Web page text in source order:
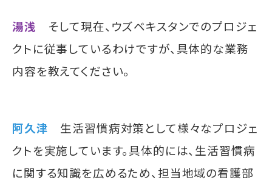
湯浅 そして現在、ウズベキスタンでのプロジェ
クトに従事しているわけですが、具体的な業務
内容を教えてください。
阿久津 生活習慣病対策として様々なプロジェ
クトを実施しています。具体的には、生活習慣病
に関する知識を広めるため、担当地域の看護部